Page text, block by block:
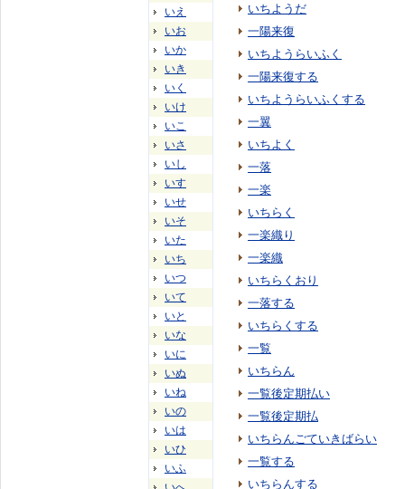
いえ
いお
いか
いき
いく
いけ
いこ
いさ
いし
いす
いせ
いそ
いた
いち
いつ
いて
いと
いな
いに
いぬ
いね
いの
いは
いひ
いふ
いちようだ
一陽来復
いちようらいふく
一陽来復する
いちようらいふくする
一翼
いちよく
一落
一楽
いちらく
一楽織り
一楽織
いちらくおり
一落する
いちらくする
一覧
いちらん
一覧後定期払い
一覧後定期払
いちらんごていきばらい
一覧する
いちらんする